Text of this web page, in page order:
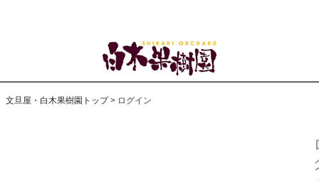
文旦屋・白木果樹園トップ ログイン